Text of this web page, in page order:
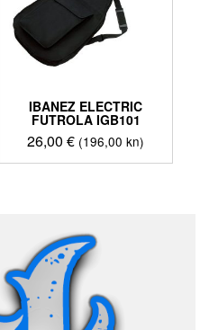
IBANEZ ELECTRIC
FUTROLA IGB101
26,00€ (196,00 kn)